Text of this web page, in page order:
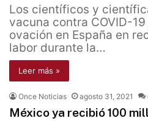
Los científicos y
vacuna contra COVID-
ovación en España en
labor durante la…
Leer más »
Once Noticias agosto 31, 2021
México ya recibió 100